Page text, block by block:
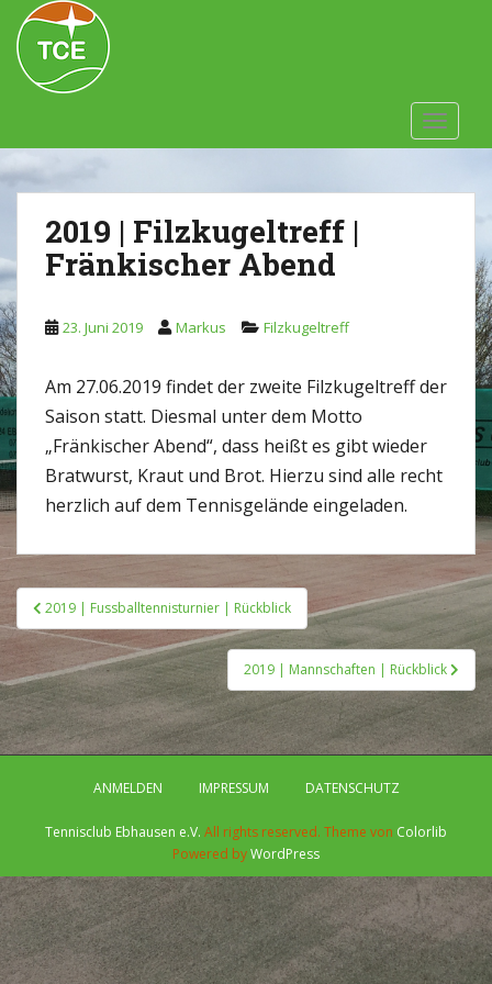
Skip to main content
2019 | Filzkugeltreff |
Fränkischer Abend
23. Juni 2019 Markus Filzkugeltreff
Am 27.06.2019 findet der zweite Filzkugeltreff der
Saison statt. Diesmal unter dem Motto
„Fränkischer Abend“, dass heißt es gibt wieder
Bratwurst, Kraut und Brot. Hierzu sind alle recht
herzlich auf dem Tennisgelände eingeladen.
Beitragsnavigation
2019 | Fussballtennisturnier | Rückblick
2019 | Mannschaften | Rückblick
ANMELDEN IMPRESSUM DATENSCHUTZ
Tennisclub Ebhausen e.V. All rights reserved. Theme von Colorlib
Powered byWordPress